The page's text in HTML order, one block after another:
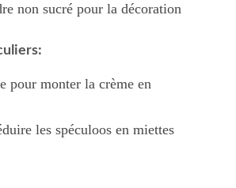
Mousses
Cookies Muffins
Pancakes
Confitures
Flans
non sucré pour la décoration
pour monter la crème en
les spéculoos en miettes